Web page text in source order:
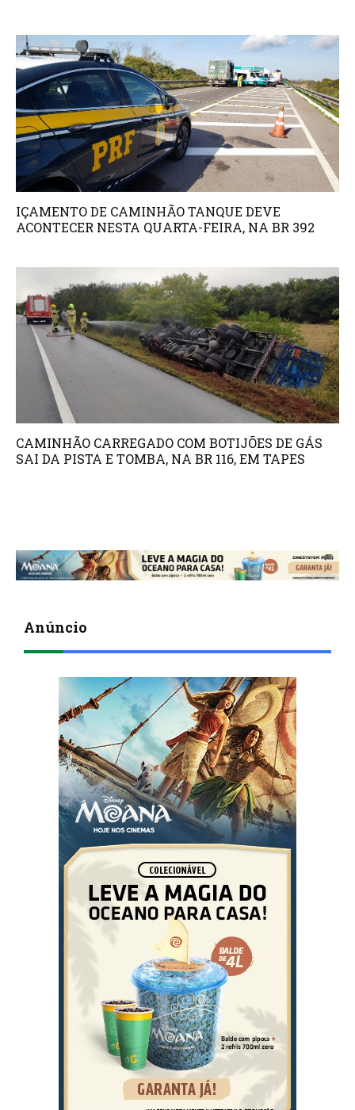
IÇAMENTO DE CAMINHÃO TANQUE DEVE
ACONTECER NESTA QUARTA-FEIRA, NA BR 392
CAMINHÃO CARREGADO COM BOTIJÕES DE GÁS
SAI DA PISTA E TOMBA, NA BR 116, EM TAPES
Anúncio